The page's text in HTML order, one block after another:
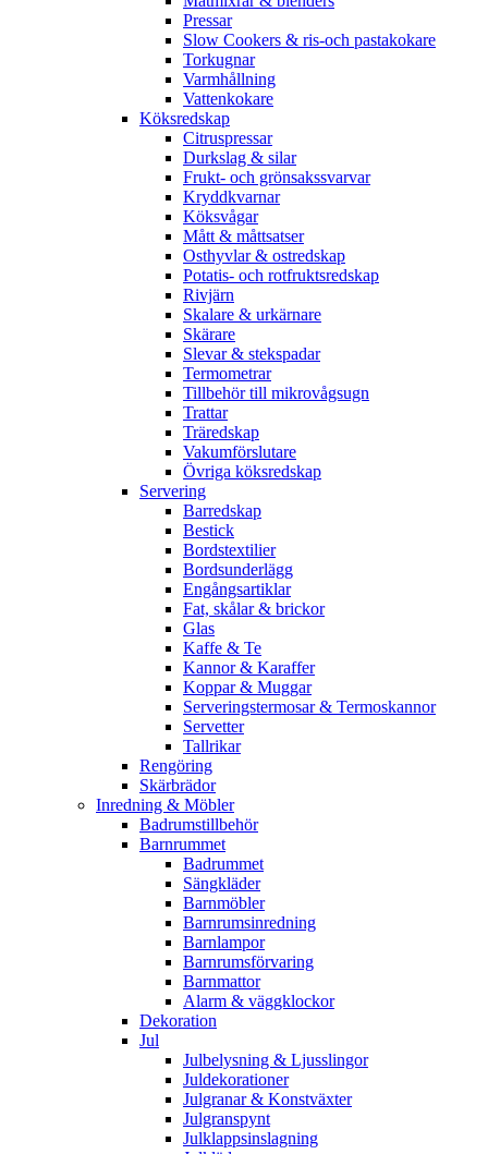
Pressar
Slow Cookers & ris-och pastakokare
Torkugnar
Varmhållning
Vattenkokare
Köksredskap
Citruspressar
Durkslag & silar
Frukt- och grönsakssvarvar
Kryddkvarnar
Köksvågar
Mått & måttsatser
Osthyvlar & ostredskap
Potatis- och rotfruktsredskap
Rivjärn
Skalare & urkärnare
Skärare
Slevar & stekspadar
Termometrar
Tillbehör till mikrovågsugn
Trattar
Träredskap
Vakumförslutare
Övriga köksredskap
Servering
Barredskap
Bestick
Bordstextilier
Bordsunderlägg
Engångsartiklar
Fat, skålar & brickor
Glas
Kaffe & Te
Kannor & Karaffer
Koppar & Muggar
Serveringstermosar & Termoskannor
Servetter
Tallrikar
Rengöring
Skärbrädor
Inredning & Möbler
Badrumstillbehör
Barnrummet
Badrummet
Sängkläder
Barnmöbler
Barnrumsinredning
Barnlampor
Barnrumsförvaring
Barnmattor
Alarm & väggklockor
Dekoration
Jul
Julbelysning & Ljusslingor
Juldekorationer
Julgranar & Konstväxter
Julgranspynt
Julklappsinslagning